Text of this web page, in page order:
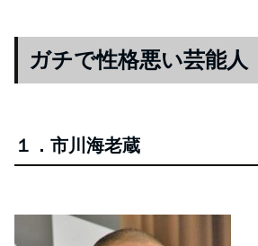
ガチで性格悪い芸能人
１．市川海老蔵